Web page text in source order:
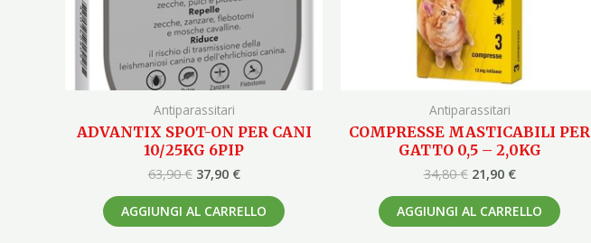
Antiparassitari
ADVANTIX SPOT-ON PER CANI
10/25KG 6PIP
63,90€ 37,90 €
AGGIUNGI AL CARRELLO
Antiparassitari
COMPRESSE MASTICABILI PER
GATTO 0,5 – 2,0KG
34,80€ 21,90 €
AGGIUNGI AL CARRELLO